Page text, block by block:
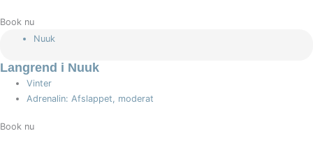
Book nu
Nuuk
Langrend i Nuuk
Vinter
Adrenalin: Afslappet, moderat
Book nu